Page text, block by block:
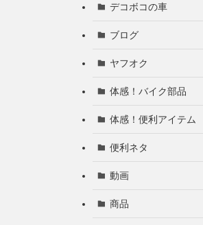
デコボコの車
ブログ
ヤフオク
体感！バイク部品
体感！便利アイテム
便利ネタ
動画
商品